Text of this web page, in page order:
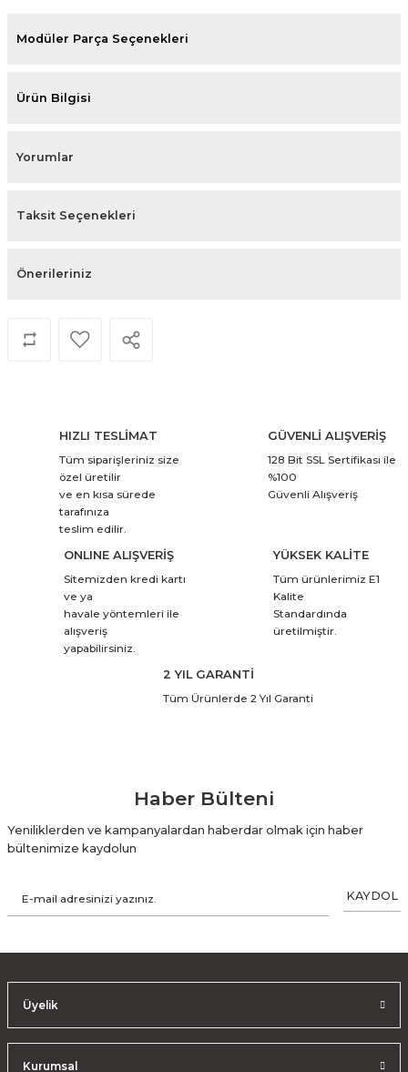
Modüler Parça Seçenekleri
Ürün Bilgisi
Yorumlar
Taksit Seçenekleri
Önerileriniz
HIZLI TESLİMAT
Tüm siparişleriniz size
özel üretilir
ve en kısa sürede
tarafınıza
teslim edilir.
GÜVENLİ ALIŞVERİŞ
128 Bit SSL Sertifikası ile
%100
Güvenli Alışveriş
ONLINE ALIŞVERİŞ
Sitemizden kredi kartı
ve ya
havale yöntemleri ile
alışveriş
yapabilirsiniz.
YÜKSEK KALİTE
Tüm ürünlerimiz E1
Kalite
Standardında
üretilmiştir.
2 YIL GARANTİ
Tüm Ürünlerde 2 Yıl Garanti
Haber Bülteni
Yeniliklerden ve kampanyalardan haberdar olmak için haber
bültenimize kaydolun
KAYDOL
Üyelik
Kurumsal